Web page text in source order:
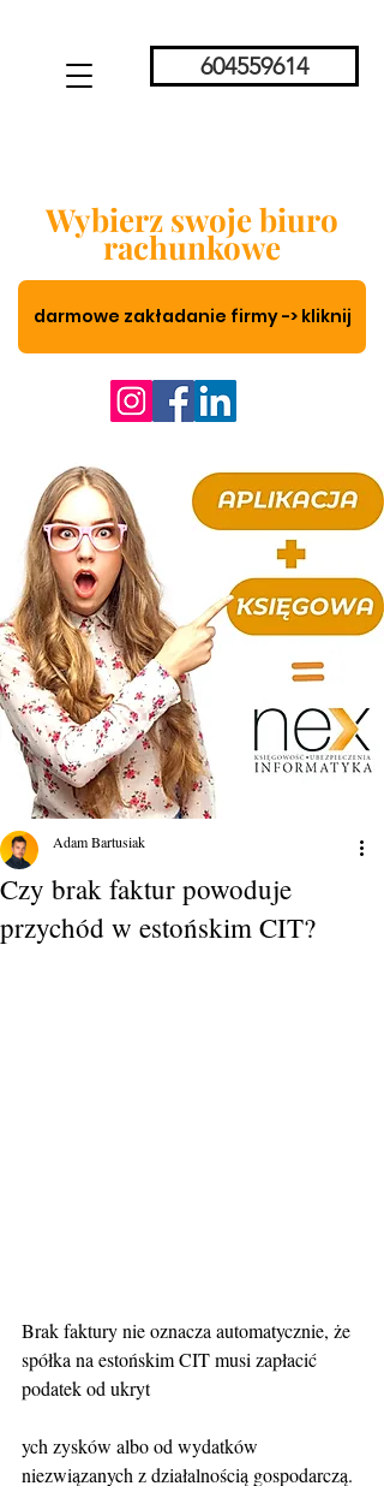
604559614
Wybierz swoje biuro
rachunkowe
darmowe zakładanie firmy -> kliknij
Czy brak faktur powoduje
przychód w estońskim CIT?
Adam Bartusiak
Brak faktury nie oznacza automatycznie, że
spółka na estońskim CIT musi zapłacić
podatek od ukryt
ych zysków albo od wydatków
niezwiązanych z działalnością gospodarczą.